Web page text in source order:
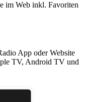
im Web inkl. Favoriten
App oder Website
TV, Android TV und